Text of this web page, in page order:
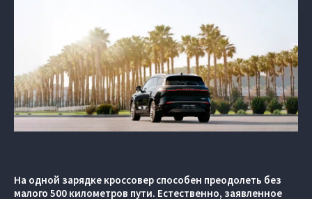
На одной зарядке кроссовер способен преодолеть без
малого 500 километров пути. Естественно, заявленное